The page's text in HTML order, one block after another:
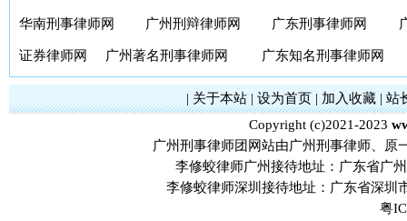
华南刑事律师网 广州刑辩律师网 广东刑事律师网
证券律师网 广州著名刑事律师网 广东知名刑事律师网
| 关于本站| 设为首页| 加入收藏| 站
Copyright (c)2021-2023
广州刑事律师团网站由广州刑事律师、原
李修蛟律师广州接待地址：广东省广
李修蛟律师深圳接待地址：广东省深圳
粤